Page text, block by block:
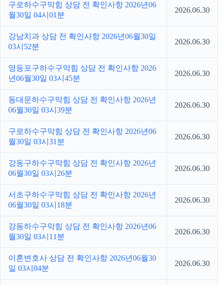
구로하수구막힘 상담 전 확인사항 2026년06
월30일 04시01분
2026.06.30
강남치과 상담 전 확인사항 2026년06월30일
03시52분
2026.06.30
영등포구하수구막힘 상담 전 확인사항 2026
년06월30일 03시45분
2026.06.30
동대문하수구막힘 상담 전 확인사항 2026년
06월30일 03시39분
2026.06.30
구로하수구막힘 상담 전 확인사항 2026년06
월30일 03시31분
2026.06.30
강동구하수구막힘 상담 전 확인사항 2026년
06월30일 03시26분
2026.06.30
서초구하수구막힘 상담 전 확인사항 2026년
06월30일 03시18분
2026.06.30
강동하수구막힘 상담 전 확인사항 2026년06
월30일 03시11분
2026.06.30
이혼변호사 상담 전 확인사항 2026년06월30
일 03시04분
2026.06.30